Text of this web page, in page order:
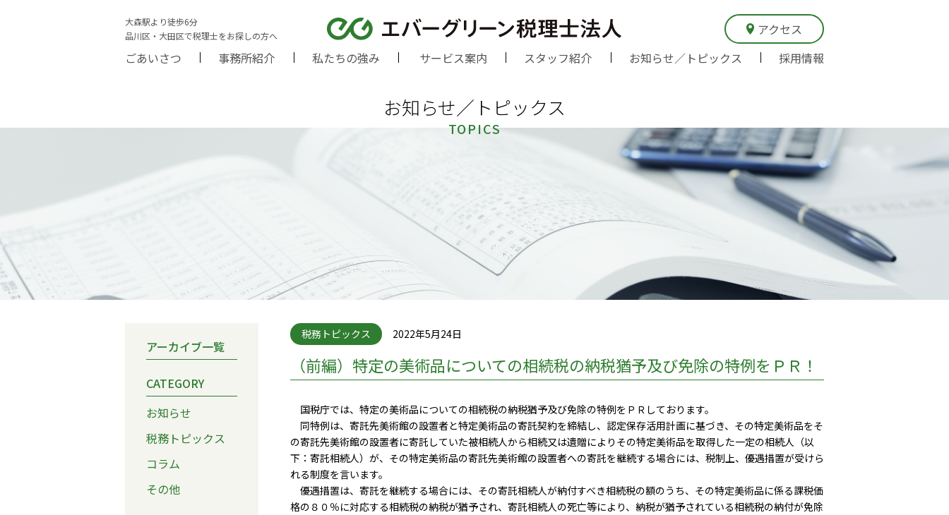
大森駅より徒歩6分
品川区・大田区で税理士をお探しの方へ
アクセス
ごあいさつ
事務所紹介 私たちの強み サービス案内 スタッフ紹介 お知らせ／トピックス 採用情報
お知らせ／トピックス
TOPICS
アーカイブ一覧
CATEGORY
お知らせ
税務トピックス
コラム
その他
税務トピックス 2022年5月24日
（前編）特定の美術品についての相続税の納税猶予及び免除の特例をＰＲ！
国税庁では、特定の美術品についての相続税の納税猶予及び免除の特例をＰＲしております。
同特例は、寄託先美術館の設置者と特定美術品の寄託契約を締結し、認定保存活用計画に基づき、その特定美術品をそ
の寄託先美術館の設置者に寄託していた被相続人から相続又は遺贈によりその特定美術品を取得した一定の相続人（以
下：寄託相続人）が、その特定美術品の寄託先美術館の設置者への寄託を継続する場合には、税制上、優遇措置が受けら
れる制度を言います。
優遇措置は、寄託を継続する場合には、その寄託相続人が納付すべき相続税の額のうち、その特定美術品に係る課税価
格の８０％に対応する相続税の納税が猶予され、寄託相続人の死亡等により、納税が猶予されている相続税の納付が免除